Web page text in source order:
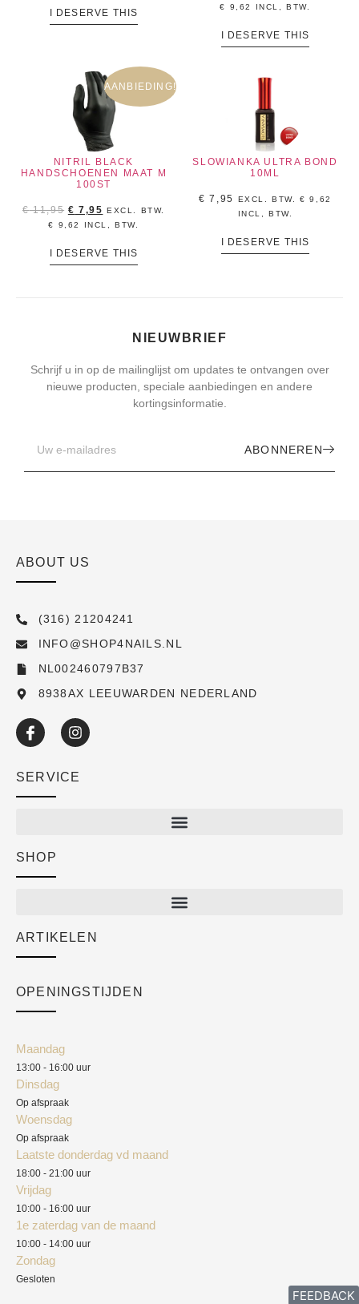
I DESERVE THIS
€
9,62 INCL, BTW.
I DESERVE THIS
AANBIEDING!
NITRIL BLACK
HANDSCHOENEN MAAT M
100ST
€11,95 € 7,95 EXCL. BTW.
€
9,62 INCL, BTW.
I DESERVE THIS
SLOWIANKA ULTRA BOND
10ML
€ 7,95 EXCL. BTW.€ 9,62
INCL, BTW.
I DESERVE THIS
NIEUWBRIEF
Schrijf u in op de mailinglijst om updates te ontvangen over
nieuwe producten, speciale aanbiedingen en andere
kortingsinformatie.
ABONNEREN
ABOUT US
(316) 21204241
INFO@SHOP4NAILS.NL
NL002460797B37
8938AX LEEUWARDEN NEDERLAND
SERVICE
Academy
SHOP
ARTIKELEN
OPENINGSTIJDEN
Maandag
13:00 - 16:00 uur
Dinsdag
Op afspraak
Woensdag
Op afspraak
Laatste donderdag vd maand
18:00 - 21:00 uur
Vrijdag
10:00 - 16:00 uur
1e zaterdag van de maand
10:00 - 14:00 uur
Zondag
Gesloten
FEEDBACK